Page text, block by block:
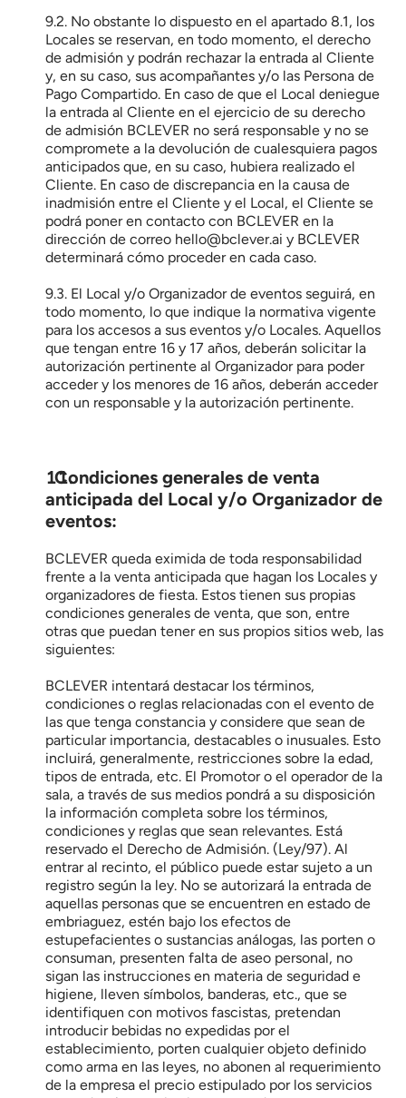
9.2. No obstante lo dispuesto en el apartado 8.1, los
Locales se reservan, en todo momento, el derecho
de admisión y podrán rechazar la entrada al Cliente
y, en su caso, sus acompañantes y/o las Persona de
Pago Compartido. En caso de que el Local deniegue
la entrada al Cliente en el ejercicio de su derecho
de admisión BCLEVER no será responsable y no se
compromete a la devolución de cualesquiera pagos
anticipados que, en su caso, hubiera realizado el
Cliente. En caso de discrepancia en la causa de
inadmisión entre el Cliente y el Local, el Cliente se
podrá poner en contacto con BCLEVER en la
dirección de correo hello@bclever.ai y BCLEVER
determinará cómo proceder en cada caso.
9.3. El Local y/o Organizador de eventos seguirá, en
todo momento, lo que indique la normativa vigente
para los accesos a sus eventos y/o Locales. Aquellos
que tengan entre 16 y 17 años, deberán solicitar la
autorización pertinente al Organizador para poder
acceder y los menores de 16 años, deberán acceder
con un responsable y la autorización pertinente.
  Condiciones generales de venta
anticipada del Local y/o Organizador de
eventos:
BCLEVER queda eximida de toda responsabilidad
frente a la venta anticipada que hagan los Locales y
organizadores de fiesta. Estos tienen sus propias
condiciones generales de venta, que son, entre
otras que puedan tener en sus propios sitios web, las
siguientes:
BCLEVER intentará destacar los términos,
condiciones o reglas relacionadas con el evento de
las que tenga constancia y considere que sean de
particular importancia, destacables o inusuales. Esto
incluirá, generalmente, restricciones sobre la edad,
tipos de entrada, etc. El Promotor o el operador de la
sala, a través de sus medios pondrá a su disposición
la información completa sobre los términos,
condiciones y reglas que sean relevantes. Está
reservado el Derecho de Admisión. (Ley/97). Al
entrar al recinto, el público puede estar sujeto a un
registro según la ley. No se autorizará la entrada de
aquellas personas que se encuentren en estado de
embriaguez, estén bajo los efectos de
estupefacientes o sustancias análogas, las porten o
consuman, presenten falta de aseo personal, no
sigan las instrucciones en materia de seguridad e
higiene, lleven símbolos, banderas, etc., que se
identifiquen con motivos fascistas, pretendan
introducir bebidas no expedidas por el
establecimiento, porten cualquier objeto definido
como arma en las leyes, no abonen al requerimiento
de la empresa el precio estipulado por los servicios